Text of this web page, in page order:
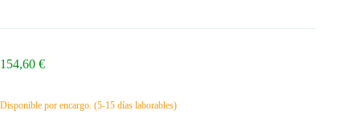
154,60 €
Disponible por encargo. (5-15 días laborables)